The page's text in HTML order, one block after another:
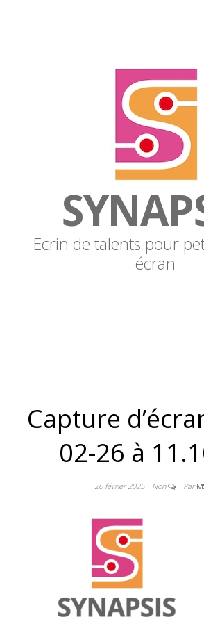
Ecrin de talents pour
écran
Capture
02-26 à
26 février 2025 Non Par